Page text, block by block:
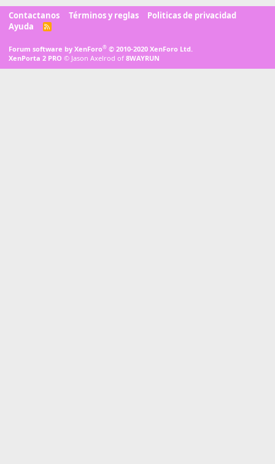
Contactanos Términos y reglas
Politicas de privacidad
Ayuda
R
Forum software by XenForo® © 2010-2020 XenForo Ltd.
XenPorta 2 PRO © Jason Axelrod of 8WAYRUN